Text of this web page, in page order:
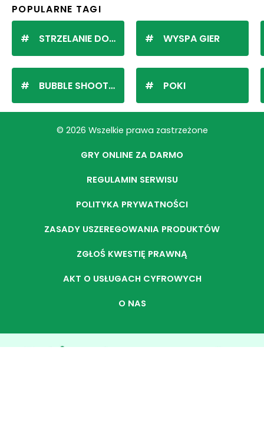
POPULARNE TAGI
STRZELANIE DO KULEK
BUBBLE SHOOTER
WYSPA GIER
POKI
© 2026 Wszelkie prawa zastrzeżone
GRY ONLINE ZA DARMO
REGULAMIN SERWISU
POLITYKA PRYWATNOŚCI
ZASADY USZEREGOWANIA PRODUKTÓW
ZGŁOŚ KWESTIĘ PRAWNĄ
AKT O USŁUGACH CYFROWYCH
O NAS